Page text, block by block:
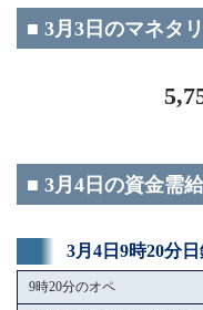
■ 3月3日のマネタ
■ 3月4日の資金需
3月4日9時20分
9時20分のオペ